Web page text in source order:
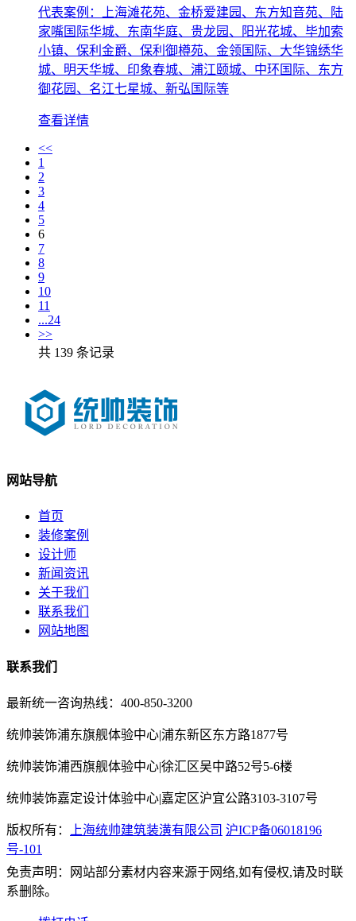
代表案例：上海滩花苑、金桥爱建园、东方知音苑、陆
家嘴国际华城、东南华庭、贵龙园、阳光花城、毕加索
小镇、保利金爵、保利御樽苑、金领国际、大华锦绣华
城、明天华城、印象春城、浦江颐城、中环国际、东方
御花园、名江七星城、新弘国际等
查看详情
<<
1
2
3
4
5
6
7
8
9
10
11
...24
>>
共 139 条记录
网站导航
首页
装修案例
设计师
新闻资讯
关于我们
联系我们
网站地图
联系我们
最新统一咨询热线：400-850-3200
统帅装饰浦东旗舰体验中心|浦东新区东方路1877号
统帅装饰浦西旗舰体验中心|徐汇区吴中路52号5-6楼
统帅装饰嘉定设计体验中心|嘉定区沪宜公路3103-3107号
版权所有： 上海统帅建筑装潢有限公司 沪ICP备06018196
号-101
免责声明：网站部分素材内容来源于网络,如有侵权,请及时联
系删除。